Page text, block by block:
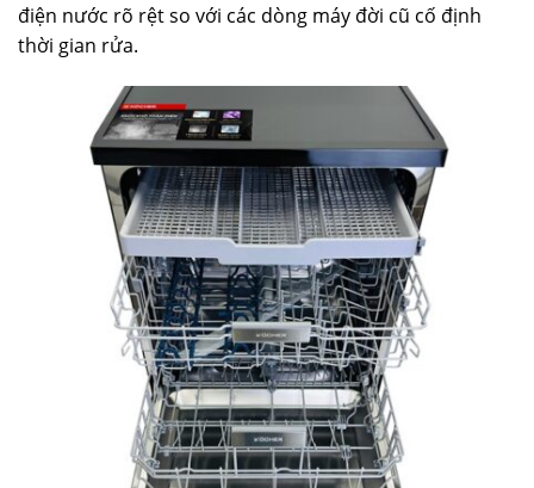
điện nước rõ rệt so với các dòng máy đời cũ cố định
thời gian rửa.